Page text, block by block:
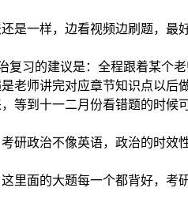
一样，边看视频边刷题，最
习的建议是：全程跟着某个
老师讲完对应章节知识点以后
等到十一二月份看错题的时候
研政治不像英语，政治的时效
里面的大题每一个都背好，考